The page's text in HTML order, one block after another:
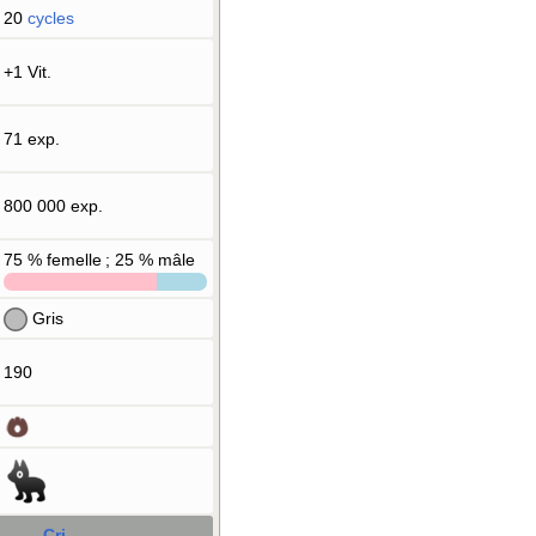
20 cycles
+1 Vit.
71 exp.
800 000 exp.
75 % femelle ; 25 % mâle
Gris
190